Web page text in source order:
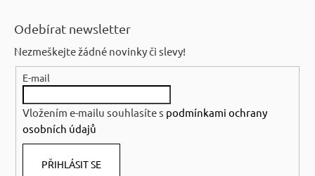
Odebírat newsletter
Nezmeškejte žádné novinky či slevy!
E-mail
Vložením e-mailu souhlasíte s podmínkami ochrany
osobních údajů
PŘIHLÁSIT SE